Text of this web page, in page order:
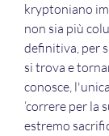
kryptoniano
non sia più
definitiva, per
si trova e
conosce,
‘correre per la
estremo